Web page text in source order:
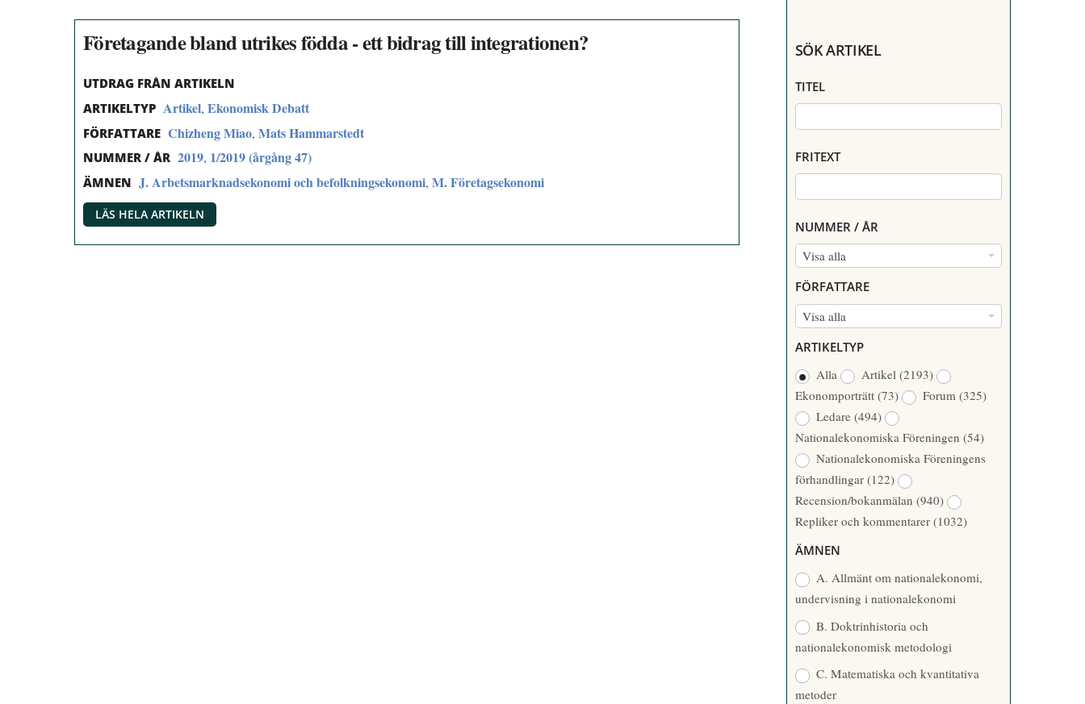
Företagande bland utrikes födda - ett bidrag till integrationen?
UTDRAG FRÅN ARTIKELN
ARTIKELTYP Artikel, Ekonomisk Debatt
FÖRFATTARE Chizheng Miao, Mats Hammarstedt
NUMMER / ÅR 2019, 1/2019 (årgång 47)
ÄMNEN J. Arbetsmarknadsekonomi och befolkningsekonomi, M. Företagsekonomi
LÄS HELA ARTIKELN
SÖK ARTIKEL
TITEL
FRITEXT
NUMMER / ÅR
Visa alla
N
M
M
/
Å
R
FÖRFATTARE
Visa alla
R
F
A
T
T
A
R
E
ARTIKELTYP
Alla
Artikel (2193)
Ekonomporträtt (73) Forum (325)
Ledare (494)
Nationalekonomiska Föreningen (54)
Nationalekonomiska Föreningens
förhandlingar (122)
Recension/bokanmälan (940)
Repliker och kommentarer (1032)
ÄMNEN
A. Allmänt om nationalekonomi,
undervisning i nationalekonomi
B. Doktrinhistoria och
nationalekonomisk metodologi
C. Matematiska och kvantitativa
metoder